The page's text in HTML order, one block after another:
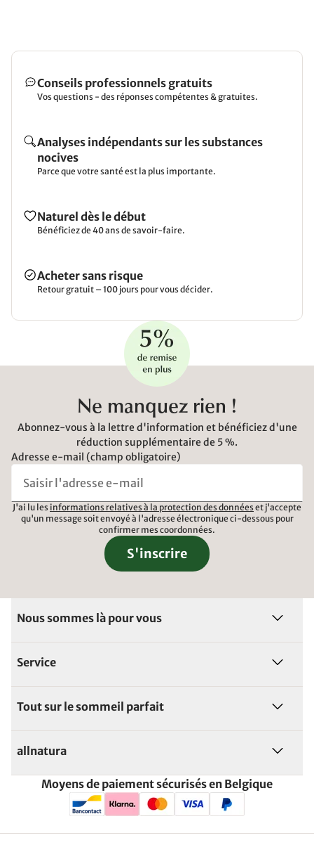
Conseils professionnels gratuits
Vos questions - des réponses compétentes & gratuites.
Analyses indépendants sur les substances
nocives
Parce que votre santé est la plus importante.
Naturel dès le début
Bénéficiez de 40 ans de savoir-faire.
Acheter sans risque
Retour gratuit – 100 jours pour vous décider.
Ne manquez rien !
Abonnez-vous à la lettre d'information et bénéficiez d'une
réduction supplémentaire de 5 %.
Adresse e-mail (champ obligatoire)
J'ai lu les informations relatives à la protection des données et j'accepte
qu'un message soit envoyé à l'adresse électronique ci-dessous pour
confirmer mes coordonnées.
S'inscrire
Nous sommes là pour vous
Service
Tout sur le sommeil parfait
allnatura
Moyens de paiement sécurisés en Belgique